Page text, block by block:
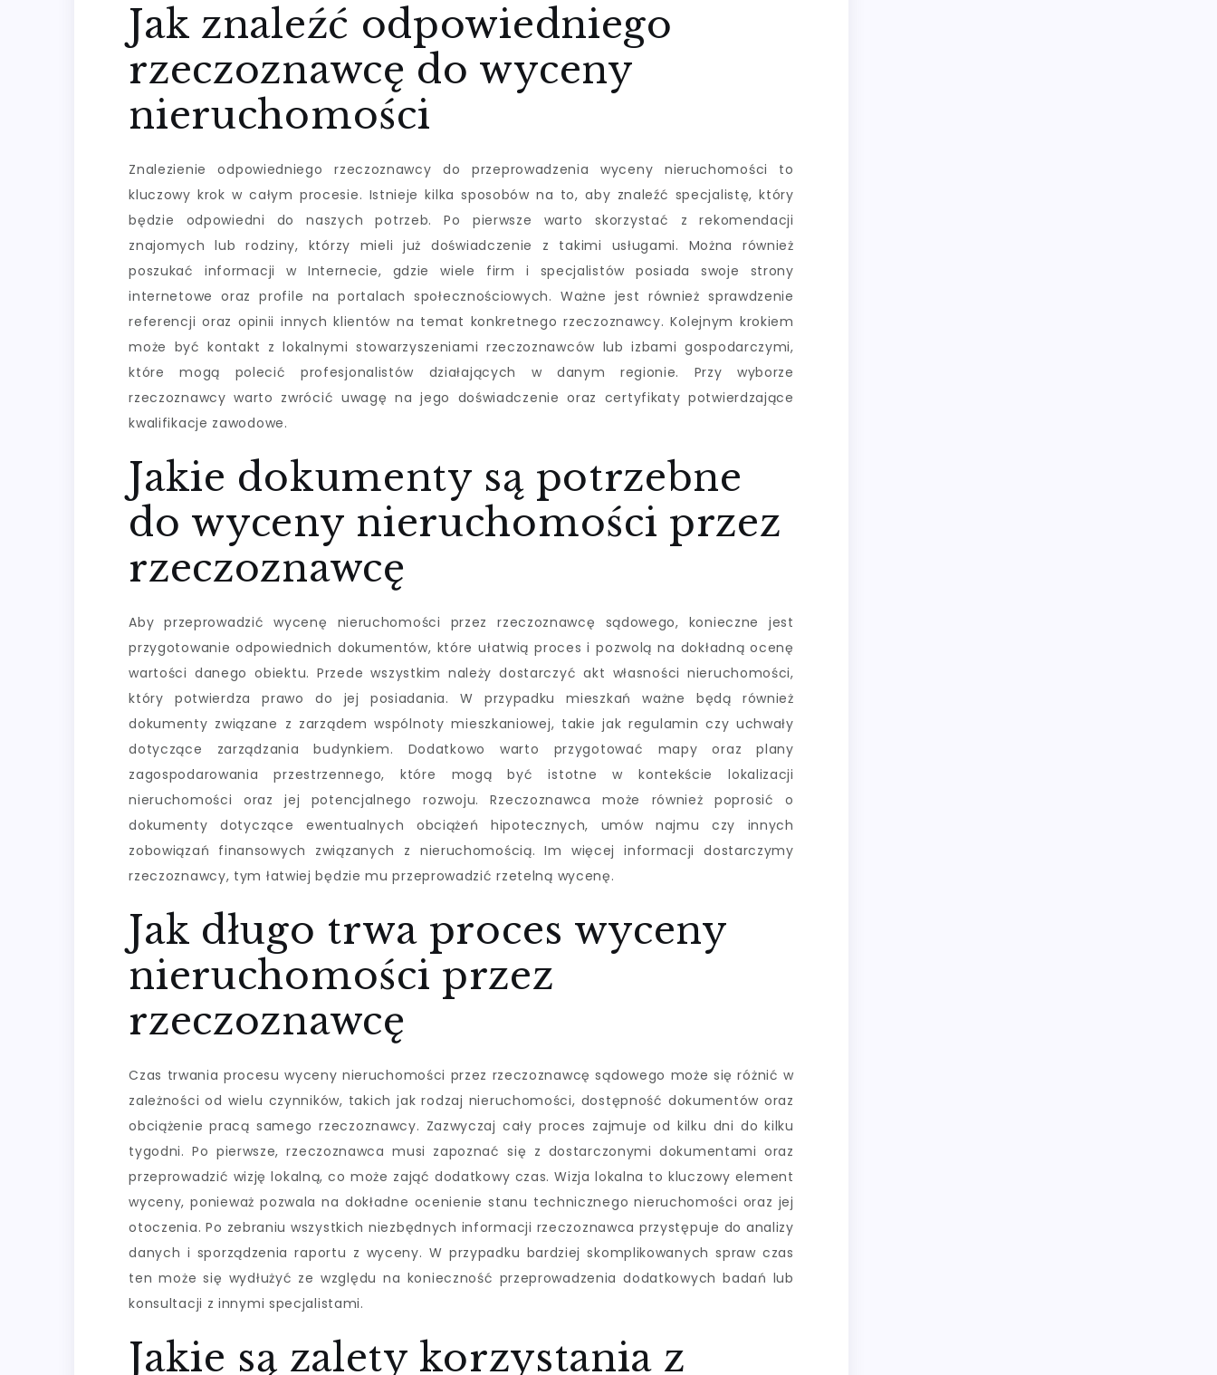
Jak znaleźć odpowiedniego
rzeczoznawcę do wyceny
nieruchomości
Znalezienie odpowiedniego rzeczoznawcy do przeprowadzenia wyceny nieruchomości to
kluczowy krok w całym procesie. Istnieje kilka sposobów na to, aby znaleźć specjalistę, który
będzie odpowiedni do naszych potrzeb. Po pierwsze warto skorzystać z rekomendacji
znajomych lub rodziny, którzy mieli już doświadczenie z takimi usługami. Można również
poszukać informacji w Internecie, gdzie wiele firm i specjalistów posiada swoje strony
internetowe oraz profile na portalach społecznościowych. Ważne jest również sprawdzenie
referencji oraz opinii innych klientów na temat konkretnego rzeczoznawcy. Kolejnym krokiem
może być kontakt z lokalnymi stowarzyszeniami rzeczoznawców lub izbami gospodarczymi,
które mogą polecić profesjonalistów działających w danym regionie. Przy wyborze
rzeczoznawcy warto zwrócić uwagę na jego doświadczenie oraz certyfikaty potwierdzające
kwalifikacje zawodowe.
Jakie dokumenty są potrzebne
do wyceny nieruchomości przez
rzeczoznawcę
Aby przeprowadzić wycenę nieruchomości przez rzeczoznawcę sądowego, konieczne jest
przygotowanie odpowiednich dokumentów, które ułatwią proces i pozwolą na dokładną ocenę
wartości danego obiektu. Przede wszystkim należy dostarczyć akt własności nieruchomości,
który potwierdza prawo do jej posiadania. W przypadku mieszkań ważne będą również
dokumenty związane z zarządem wspólnoty mieszkaniowej, takie jak regulamin czy uchwały
dotyczące zarządzania budynkiem. Dodatkowo warto przygotować mapy oraz plany
zagospodarowania przestrzennego, które mogą być istotne w kontekście lokalizacji
nieruchomości oraz jej potencjalnego rozwoju. Rzeczoznawca może również poprosić o
dokumenty dotyczące ewentualnych obciążeń hipotecznych, umów najmu czy innych
zobowiązań finansowych związanych z nieruchomością. Im więcej informacji dostarczymy
rzeczoznawcy, tym łatwiej będzie mu przeprowadzić rzetelną wycenę.
Jak długo trwa proces wyceny
nieruchomości przez
rzeczoznawcę
Czas trwania procesu wyceny nieruchomości przez rzeczoznawcę sądowego może się różnić w
zależności od wielu czynników, takich jak rodzaj nieruchomości, dostępność dokumentów oraz
obciążenie pracą samego rzeczoznawcy. Zazwyczaj cały proces zajmuje od kilku dni do kilku
tygodni. Po pierwsze, rzeczoznawca musi zapoznać się z dostarczonymi dokumentami oraz
przeprowadzić wizję lokalną, co może zająć dodatkowy czas. Wizja lokalna to kluczowy element
wyceny, ponieważ pozwala na dokładne ocenienie stanu technicznego nieruchomości oraz jej
otoczenia. Po zebraniu wszystkich niezbędnych informacji rzeczoznawca przystępuje do analizy
danych i sporządzenia raportu z wyceny. W przypadku bardziej skomplikowanych spraw czas
ten może się wydłużyć ze względu na konieczność przeprowadzenia dodatkowych badań lub
konsultacji z innymi specjalistami.
Jakie są zalety korzystania z